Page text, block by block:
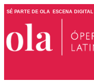
SÉ PARTE DE OLA ESCENA DIGITAL